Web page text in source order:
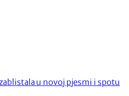
u novoj pjesmi i spotu